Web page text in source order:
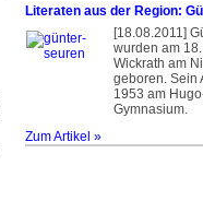
Literaten aus der Region:
[18.08.2011]
wurden am
Wickrath am
geboren. Sein
1953 am
Gymnasium.
Zum Artikel »